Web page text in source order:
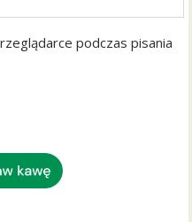
podczas pisania